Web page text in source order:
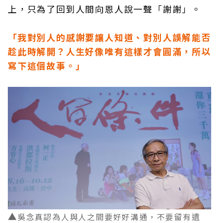
上，只為了回到人間向恩人說一聲「謝謝」。
「我對別人的感謝要讓人知道、對別人誤解能否
趁此時解開？人生好像唯有這樣才會圓滿，所以
寫下這個故事。」
▲吳念真認為人與人之間要好好溝通，不要留有遺